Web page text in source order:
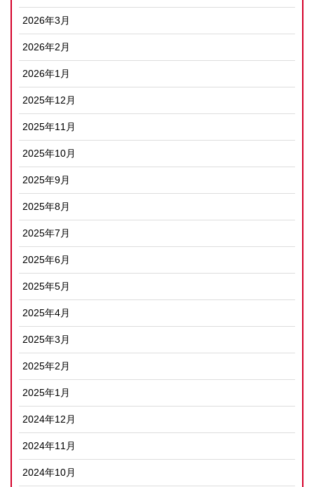
2026年3月
2026年2月
2026年1月
2025年12月
2025年11月
2025年10月
2025年9月
2025年8月
2025年7月
2025年6月
2025年5月
2025年4月
2025年3月
2025年2月
2025年1月
2024年12月
2024年11月
2024年10月